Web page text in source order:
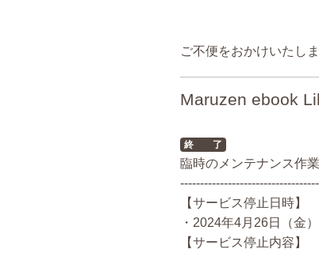
ご不便をおかけいたし
Maruzen ebook
終 了
臨時のメンテナンス作
【サービス停止日時】
・2024年4月26日（金
【サービス停止内容】